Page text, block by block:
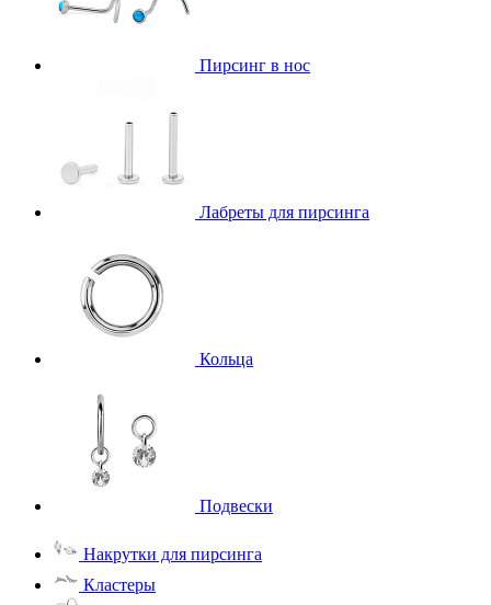
Пирсинг в нос
Лабреты для пирсинга
Кольца
Подвески
Накрутки для пирсинга
Кластеры